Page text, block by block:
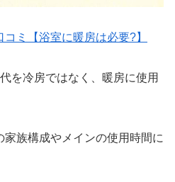
ミ【浴室に暖房は必要?】
を冷房ではなく、暖房に使用
族構成やメインの使用時間に